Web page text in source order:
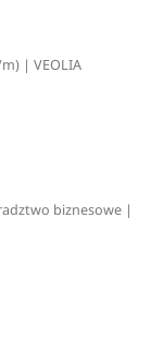
| VEOLIA
biznesowe |